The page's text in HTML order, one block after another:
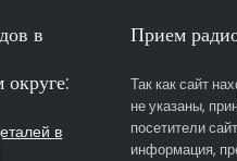
в
в
Прием
Так как сайт
не указаны,
посетители
информация,